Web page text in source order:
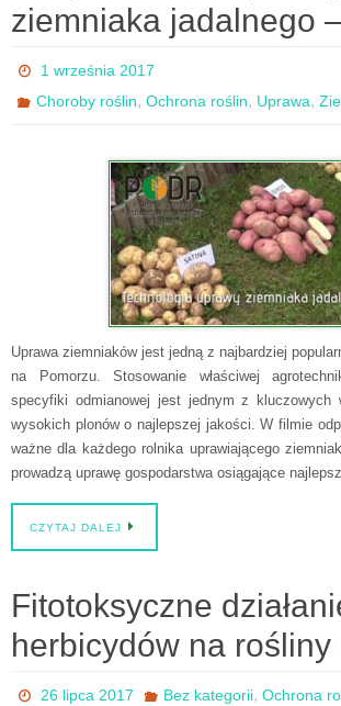
ziemniaka jadalnego
1 września 2017
Choroby roślin,Ochrona roślin, Uprawa,
Uprawa ziemniaków jest jedną z najbardziej
na Pomorzu. Stosowanie właściwej
specyfiki odmianowej jest jednym z kluczowych
wysokich plonów o najlepszej jakości. W filmie
ważne dla każdego rolnika uprawiającego
prowadzą uprawę gospodarstwa osiągające
CZYTAJ DALEJ
Fitotoksyczne
herbicydów na rośliny
26 lipca 2017 Bez kategorii, Ochrona